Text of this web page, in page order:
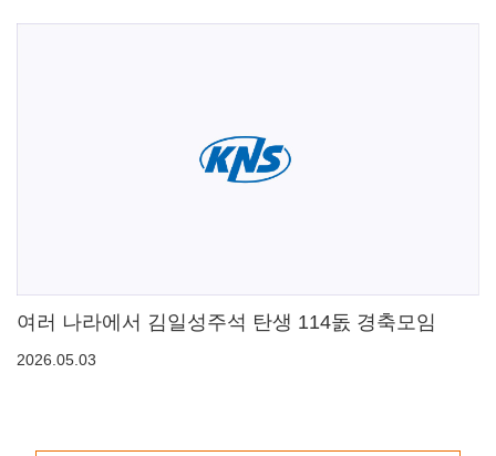
여러 나라에서 김일성주석 탄생 114돐 경축모임
2026.05.03